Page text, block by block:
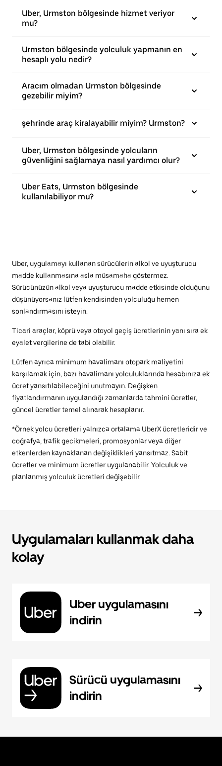
Uber, Urmston bölgesinde hizmet veriyor
mu?
Urmston bölgesinde yolculuk yapmanın en
hesaplı yolu nedir?
Aracım olmadan Urmston bölgesinde
gezebilir miyim?
şehrinde araç kiralayabilir miyim? Urmston?
Uber, Urmston bölgesinde yolcuların
güvenliğini sağlamaya nasıl yardımcı olur?
Uber Eats, Urmston bölgesinde
kullanılabiliyor mu?
Uber, uygulamayı kullanan sürücülerin alkol ve uyuşturucu
madde kullanmasına asla müsamaha göstermez.
Sürücünüzün alkol veya uyuşturucu madde etkisinde olduğunu
düşünüyorsanız lütfen kendisinden yolculuğu hemen
sonlandırmasını isteyin.
Ticari araçlar, köprü veya otoyol geçiş ücretlerinin yanı sıra ek
eyalet vergilerine de tabi olabilir.
Lütfen ayrıca minimum havalimanı otopark maliyetini
karşılamak için, bazı havalimanı yolculuklarında hesabınıza ek
ücret yansıtılabileceğini unutmayın. Değişken
fiyatlandırmanın uygulandığı zamanlarda tahmini ücretler,
güncel ücretler temel alınarak hesaplanır.
*Örnek yolcu ücretleri yalnızca ortalama UberX ücretleridir ve
coğrafya, trafik gecikmeleri, promosyonlar veya diğer
etkenlerden kaynaklanan değişiklikleri yansıtmaz. Sabit
ücretler ve minimum ücretler uygulanabilir. Yolculuk ve
planlanmış yolculuk ücretleri değişebilir.
Uygulamaları kullanmak daha
kolay
Uber uygulamasını
indirin
Sürücü uygulamasını
indirin